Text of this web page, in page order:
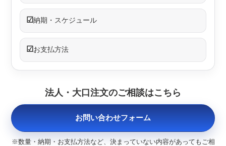
☑納期・スケジュール
☑ お支払方法
法人・大口注文のご相談はこちら
お問い合わせフォーム
※数量・納期・お支払方法など、決まっていない内容があってもご相